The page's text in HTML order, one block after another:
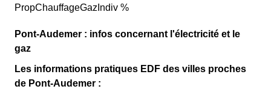
PropChauffageGazIndiv %
Pont-Audemer : infos concernant l'électricité et le
gaz
Les informations pratiques EDF des villes proches
de Pont-Audemer :